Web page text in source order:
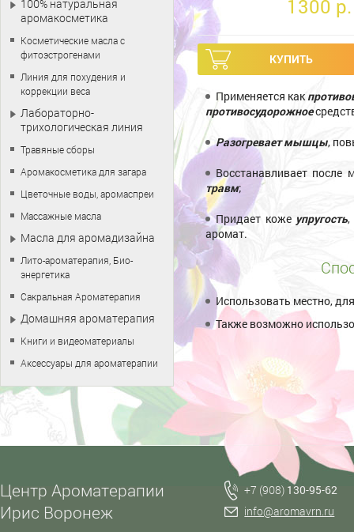
1300 p.
Применяется как
противосудорожное
Разогревает мышцы,
Восстанавливает
травм;
Придает коже упругость,
аромат.
Использовать местно,
Также возможно
100% натуральная
аромакосметика
Косметические масла с
фитоэстрогенами
Линия для похудения и
коррекции веса
Лабораторно-
трихологическая линия
Травяные сборы
Аромакосметика для загара
Цветочные воды, аромаспреи
Массажные масла
Масла для аромадизайна
Лито-ароматерапия, Био-
энергетика
Сакральная Ароматерапия
Домашняя ароматерапия
Книги и видеоматериалы
Аксессуары для ароматерапии
Центр Ароматерапии
Ирис Воронеж
+7 (908) 130-95-62
info@aromavrn.ru